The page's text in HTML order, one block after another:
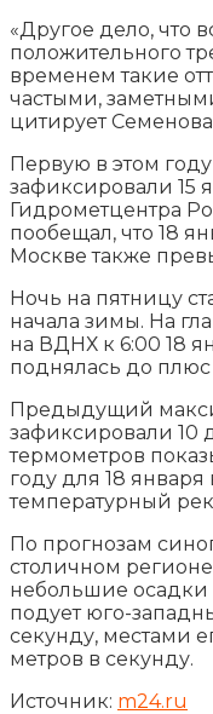
«Другое дело, что
положительного
временем такие
частыми,
цитирует
Первую в этом
зафиксировали 15
Гидрометцентра
пообещал, что 18
Москве также
Ночь на пятницу
начала зимы. На
на ВДНХ к 6:00 18
поднялась до плюс
Предыдущий
зафиксировали 10
термометров
году для 18 января
температурный
По прогнозам
столичном
небольшие осадки
подует юго-
секунду, местами
метров в секунду.
Источник: m24.ru